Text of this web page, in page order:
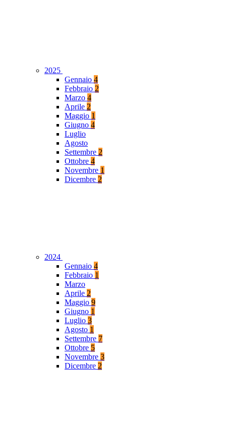
2025
Gennaio 4
Febbraio 2
Marzo 4
Aprile 2
Maggio 1
Giugno 4
Luglio
Agosto
Settembre 2
Ottobre 4
Novembre 1
Dicembre 2
2024
Gennaio 4
Febbraio 1
Marzo
Aprile 2
Maggio 9
Giugno 1
Luglio 3
Agosto 1
Settembre 7
Ottobre 5
Novembre 3
Dicembre 2